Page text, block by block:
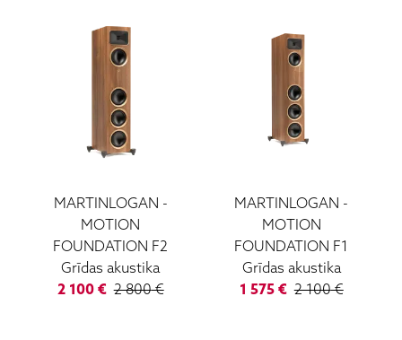
MARTINLOGAN -
MOTION
FOUNDATION F2
Grīdas akustika
2 100€ 2 800€
MARTINLOGAN -
MOTION
FOUNDATION F1
Grīdas akustika
1 575€ 2 100€